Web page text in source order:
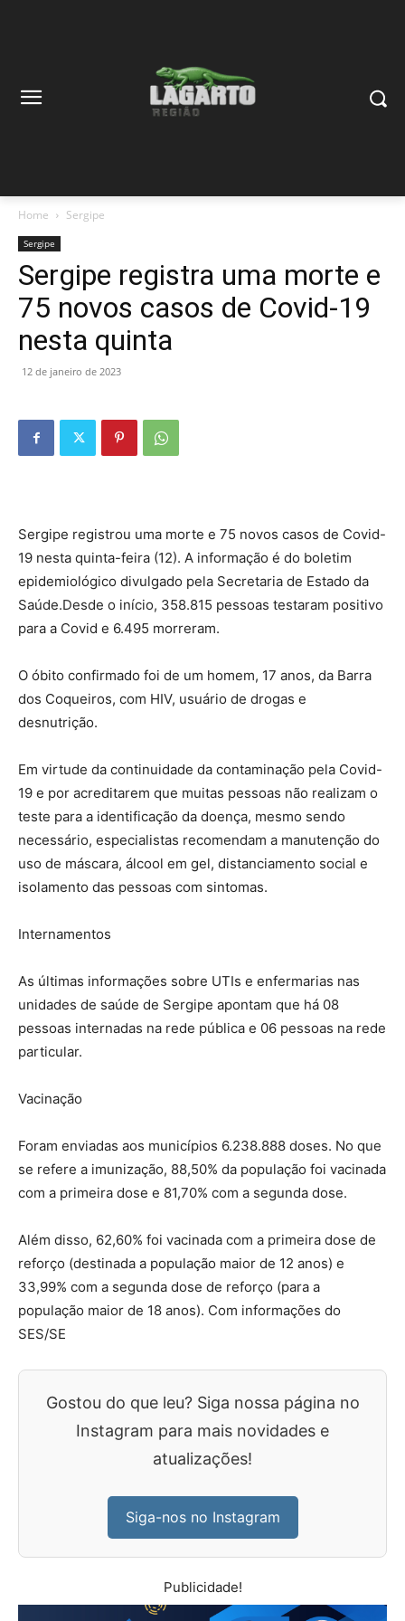
Home Sergipe
Sergipe
Sergipe registra uma morte e
75 novos casos de Covid-19
nesta quinta
12 de janeiro de 2023
Sergipe registrou uma morte e 75 novos casos de Covid-
19 nesta quinta-feira (12). A informação é do boletim
epidemiológico divulgado pela Secretaria de Estado da
Saúde.Desde o início, 358.815 pessoas testaram positivo
para a Covid e 6.495 morreram.
O óbito confirmado foi de um homem, 17 anos, da Barra
dos Coqueiros, com HIV, usuário de drogas e
desnutrição.
Em virtude da continuidade da contaminação pela Covid-
19 e por acreditarem que muitas pessoas não realizam o
teste para a identificação da doença, mesmo sendo
necessário, especialistas recomendam a manutenção do
uso de máscara, álcool em gel, distanciamento social e
isolamento das pessoas com sintomas.
Internamentos
As últimas informações sobre UTIs e enfermarias nas
unidades de saúde de Sergipe apontam que há 08
pessoas internadas na rede pública e 06 pessoas na rede
particular.
Vacinação
Foram enviadas aos municípios 6.238.888 doses. No que
se refere a imunização, 88,50% da população foi vacinada
com a primeira dose e 81,70% com a segunda dose.
Além disso, 62,60% foi vacinada com a primeira dose de
reforço (destinada a população maior de 12 anos) e
33,99% com a segunda dose de reforço (para a
população maior de 18 anos). Com informações do
SES/SE
Gostou do que leu? Siga nossa página no
Instagram para mais novidades e
atualizações!
Siga-nos no Instagram
Publicidade!